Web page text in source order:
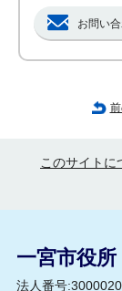
お問い
このサイトに
一宮市役所
法人番号